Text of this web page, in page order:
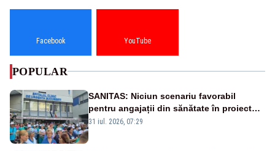
Facebook YouTube
POPULAR
SANITAS: Niciun scenariu favorabil
pentru angajații din sănătate în proiectul
Legii salarizării
31 iul. 2026, 07:29